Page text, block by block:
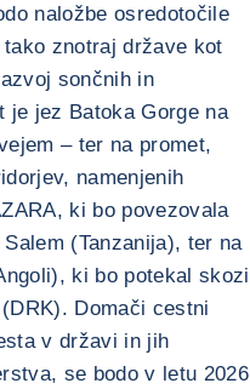
naložbe osredotočile
znotraj države kot
sončnih in
je jez Batoka Gorge na
– ter na promet,
namenjenih
ki bo povezovala
(Tanzanija), ter na
ki bo potekal skozi
Domači cestni
v državi in jih
se bodo v letu 2026